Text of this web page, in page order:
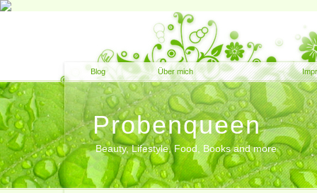
Blog Über mich
Probenqueen
Beauty, Lifestyle, Food, Books and more